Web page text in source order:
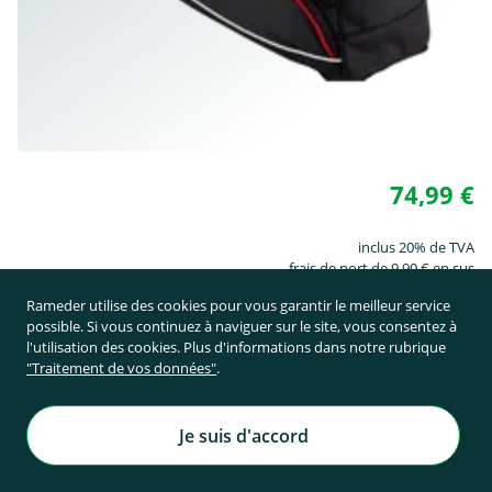
74,99 €
inclus 20% de TVA
frais de port de 9,90 € en sus
en stock
Ajouter au panier
Rameder utilise des cookies pour vous garantir le meilleur service
possible. Si vous continuez à naviguer sur le site, vous consentez à
l'utilisation des cookies. Plus d'informations dans notre rubrique
"Traitement de vos données".
Je suis d'accord